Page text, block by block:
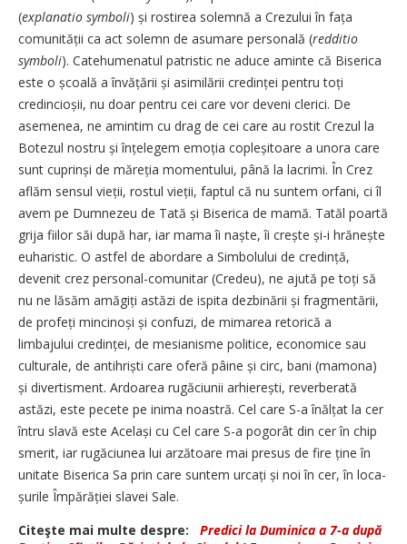
(explanatio symboli) și rostirea solemnă a Crezului în fața
comunității ca act solemn de asumare personală (redditio
symboli). Catehumenatul patristic ne aduce aminte că Biserica
este o școală a învățării și asimilării credinței pentru toți
credincioșii, nu doar pentru cei care vor deveni clerici. De
asemenea, ne amintim cu drag de cei care au rostit Crezul la
Botezul nostru și înțelegem emoția cople­șitoare a unora care
sunt cuprinși de măreția momentului, până la lacrimi. În Crez
aflăm sensul vieții, rostul vieții, faptul că nu suntem orfani, ci îl
avem pe Dumnezeu de Tată și Biserica de mamă. Tatăl poartă
grija fiilor săi după har, iar mama îi naște, îi crește și-i hrănește
euharistic. O astfel de abordare a Simbolului de credință,
devenit crez per­so­nal-comunitar (Credeu), ne ajută pe toți să
nu ne lăsăm amăgiți astăzi de ispita dezbinării și fragmentării,
de profeți mincinoși și confuzi, de mimarea retorică a
limbajului cre­dinței, de mesianisme politice, eco­nomice sau
culturale, de anti­hriști care oferă pâine și circ, bani (mamona)
și divertisment. Ardoarea rugăciunii arhierești, reverberată
astăzi, este pecete pe inima noastră. Cel care S-a înălțat la cer
întru slavă este Același cu Cel care S-a pogorât din cer în chip
smerit, iar rugăciunea lui arzătoare mai presus de fire ține în
unitate Biserica Sa prin care suntem urcați și noi în cer, în loca­
șurile Împărăției slavei Sale.
Citeşte mai multe despre:
Predici la Duminica a 7-a după